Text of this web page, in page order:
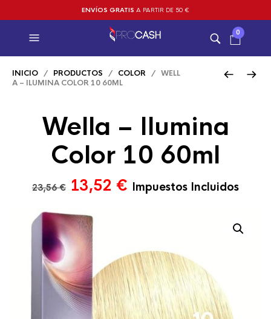
ENVÍOS GRATIS A PARTIR DE 50 €
0
INICIO / PRODUCTOS / COLOR / WELL
A – ILUMINA COLOR 10 60ML
Wella – Ilumina
Color 10 60ml
23,56€ El
original
era:
23,56 €.
13,52 € El
precio
Impuestos Incluidos